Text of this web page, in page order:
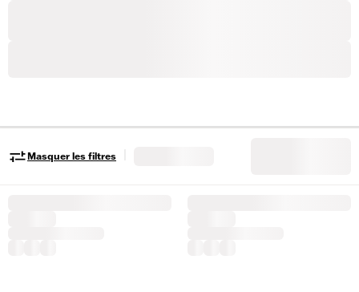
Masquer les filtres